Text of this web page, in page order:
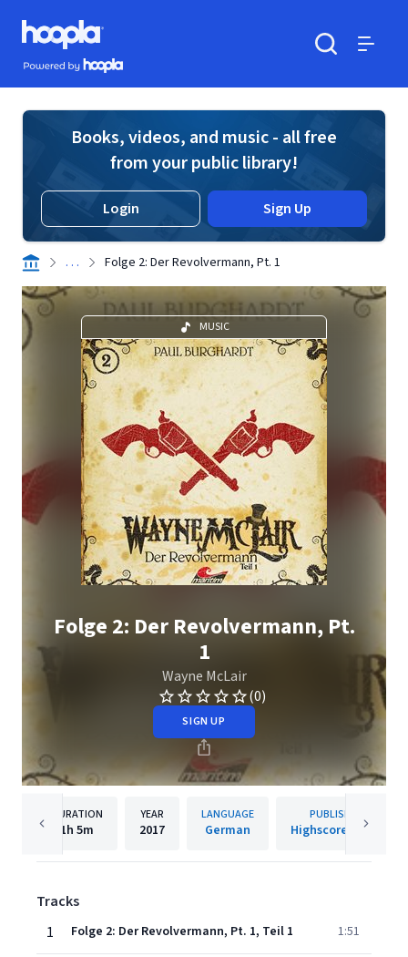
Skip to main content
Hoopla logo
Powered by Hoopla
Books, videos, and music - all free
from your public library!
Login Sign Up
. . . Folge 2: Der Revolvermann, Pt. 1
MUSIC
Folge 2: Der Revolvermann, Pt.
1
Wayne McLair
(0)
SIGN UP
DURATION
1h 5m
YEAR
2017
LANGUAGE
German
PUBLISHER
Highscore Music
Tracks
1
Folge 2: Der Revolvermann, Pt. 1, Teil 1 1:51